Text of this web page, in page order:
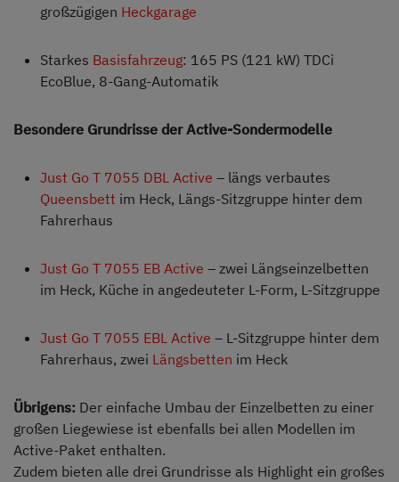
großzügigen Heckgarage
Starkes Basisfahrzeug: 165 PS (121 kW) TDCi
EcoBlue, 8-Gang-Automatik
Besondere Grundrisse der Active-Sondermodelle
Just Go T 7055 DBL Active – längs verbautes
Queensbett im Heck, Längs-Sitzgruppe hinter dem
Fahrerhaus
Just Go T 7055 EB Active – zwei Längseinzelbetten
im Heck, Küche in angedeuteter L-Form, L-Sitzgruppe
Just Go T 7055 EBL Active – L-Sitzgruppe hinter dem
Fahrerhaus, zwei Längsbetten im Heck
Übrigens: Der einfache Umbau der Einzelbetten zu einer
großen Liegewiese ist ebenfalls bei allen Modellen im
Active-Paket enthalten.
Zudem bieten alle drei Grundrisse als Highlight ein großes